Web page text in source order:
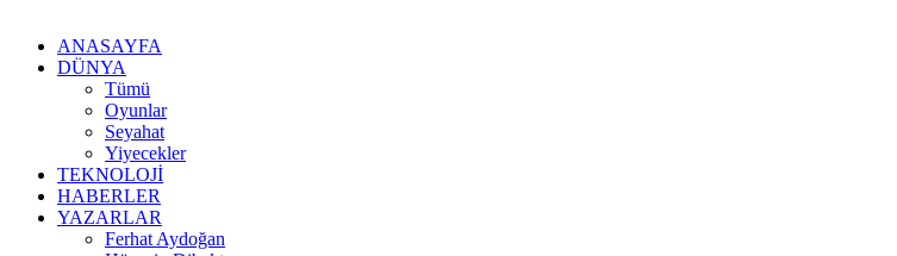
ANASAYFA
DÜNYA
Tümü
Oyunlar
Seyahat
Yiyecekler
TEKNOLOJI
HABERLER
YAZARLAR
Ferhat Aydoğan